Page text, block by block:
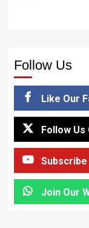
Follow Us
Like Our
Follow
Subscribe
Join Our